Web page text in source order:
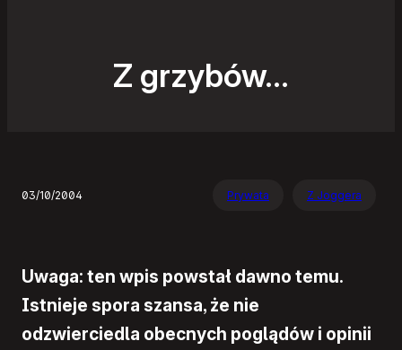
Z grzybów…
03/10/2004 Prywata Z Joggera
Uwaga: ten wpis powstał dawno temu.
Istnieje spora szansa, że nie
odzwierciedla obecnych poglądów i opinii